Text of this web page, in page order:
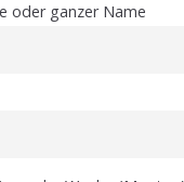
oder ganzer Name